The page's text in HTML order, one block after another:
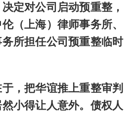
定对公司启动预重整，
（上海）律师事务所、
所担任公司预重整临时
，把华谊推上重整审判
小得让人意外。债权人